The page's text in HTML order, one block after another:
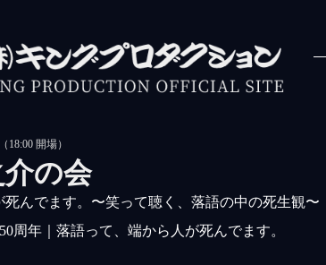
（18:00 開場）
の会
んでます。 〜笑って聴く、落語の中の死生観〜